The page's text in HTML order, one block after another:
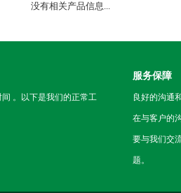
没有相关产品信息...
。以下是我们的正常工
服务保障
良好的沟通
在与客户的
要与我们交
题。